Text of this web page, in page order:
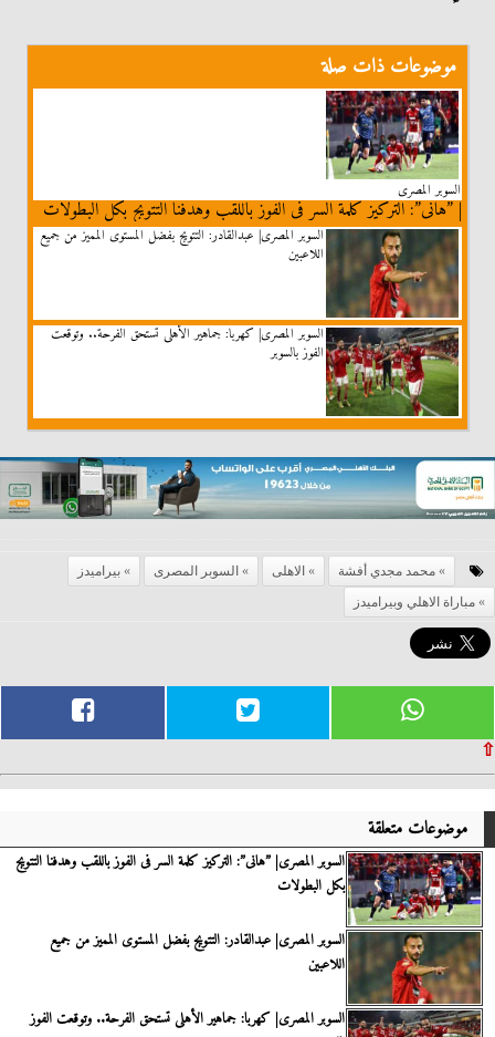
موضوعات ذات صلة
السوبر المصرى
| ”هانى”: التركيز كلمة السر فى الفوز باللقب وهدفنا التتويج بكل البطولات
السوبر المصرى| عبدالقادر: التتويج بفضل المستوى المميز من جميع
اللاعبين
السوبر المصرى| كهربا: جماهير الأهلى تستحق الفرحة.. وتوقعت
الفوز بالسوبر
محمد مجدي أفشة الاهلى السوبر المصرى
بيراميدز
مباراة الاهلي وبيراميدز
⇧
موضوعات متعلقة
السوبر المصرى| ”هانى”: التركيز كلمة السر فى الفوز باللقب وهدفنا التتويج
بكل البطولات
السوبر المصرى| عبدالقادر: التتويج بفضل المستوى المميز من جميع
اللاعبين
السوبر المصرى| كهربا: جماهير الأهلى تستحق الفرحة.. وتوقعت الفوز